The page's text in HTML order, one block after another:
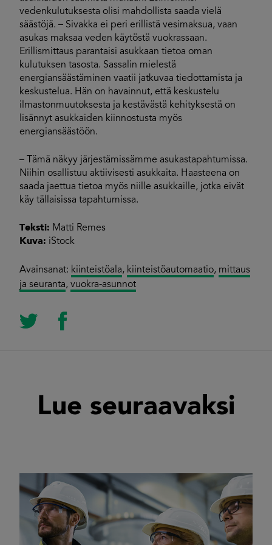
vedenkulutuksesta olisi mahdollista saada vielä
säästöjä. – Sivakka ei peri erillistä vesimaksua, vaan
asukas maksaa veden käytöstä vuokrassaan.
Erillismittaus parantaisi asukkaan tietoa oman
kulutuksen tasosta. Sassalin mielestä
energiansäästäminen vaatii jatkuvaa tiedottamista ja
keskustelua. Hän on havainnut, että keskustelu
ilmastonmuutoksesta ja kestävästä kehityksestä on
lisännyt asukkaiden kiinnostusta myös
energiansäästöön.
– Tämä näkyy järjestämissämme asukastapahtumissa.
Niihin osallistuu aktiivisesti asukkaita. Haasteena on
saada jaettua tietoa myös niille asukkaille, jotka eivät
käy tällaisissa tapahtumissa.
Teksti: Matti Remes
Kuva: iStock
Avainsanat: kiinteistöala, kiinteistöautomaatio, mittaus
ja seuranta, vuokra-asunnot
Lue seuraavaksi